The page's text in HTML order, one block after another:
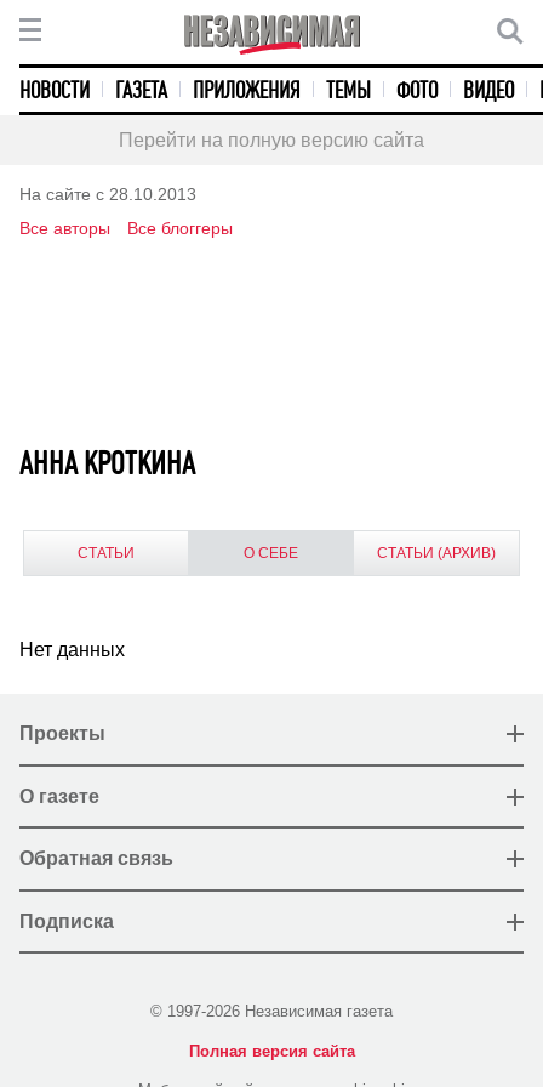
НОВОСТИ ГАЗЕТА ПРИЛОЖЕНИЯ ТЕМЫ ФОТО ВИДЕО
Перейти на полную версию сайта
На сайте с 28.10.2013
Все авторы
Все блоггеры
АННА КРОТКИНА
СТАТЬИ О СЕБЕ СТАТЬИ (АРХИВ)
Нет данных
Проекты
О газете
Обратная связь
Подписка
© 1997-2026 Независимая газета
Полная версия сайта